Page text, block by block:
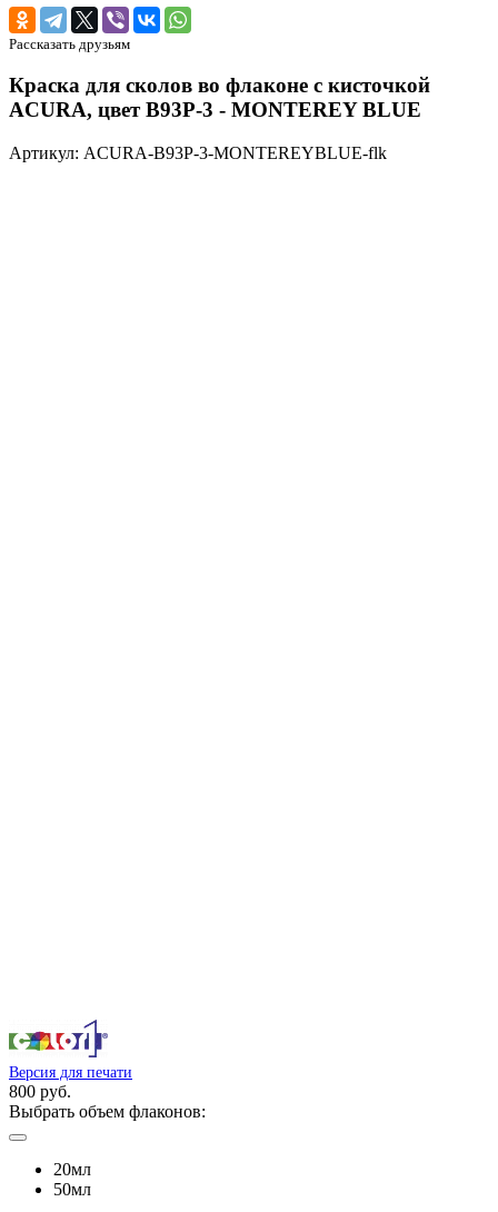
Рассказать друзьям
Краска для сколов во флаконе с кисточкой
ACURA, цвет B93P-3 - MONTEREY BLUE
Артикул: ACURA-B93P-3-MONTEREYBLUE-flk
Версия для печати
800 руб.
Выбрать объем флаконов:
20мл
50мл